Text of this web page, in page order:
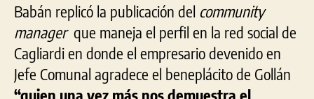
Babán replicó la publicación del community
managerque maneja el perfil en la red social de
Cagliardi en donde el empresario devenido en
Jefe Comunal agradece el beneplácito de Gollán
“quien una vez más nos demuestra el